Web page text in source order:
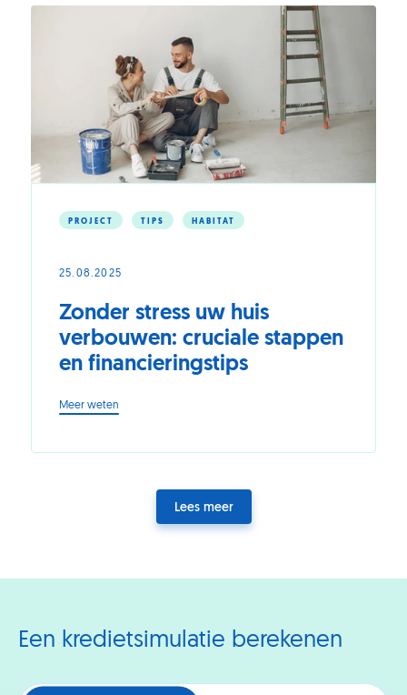
als
juiste
keuzes,
met
de
toekomst
als
inzet
Zonder stress uw huis
verbouwen: cruciale stappen
en financieringstips
25.08.2025
PROJECT TIPS HABITAT
Meer weten
uw
verbouwen:
stappen
Lees meer
Een kredietsimulatie berekenen